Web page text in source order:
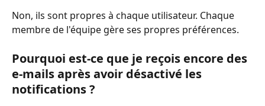
Non, ils sont propres à chaque utilisateur. Chaque
membre de l'équipe gère ses propres préférences.
Pourquoi est-ce que je reçois encore des
e-mails après avoir désactivé les
notifications ?